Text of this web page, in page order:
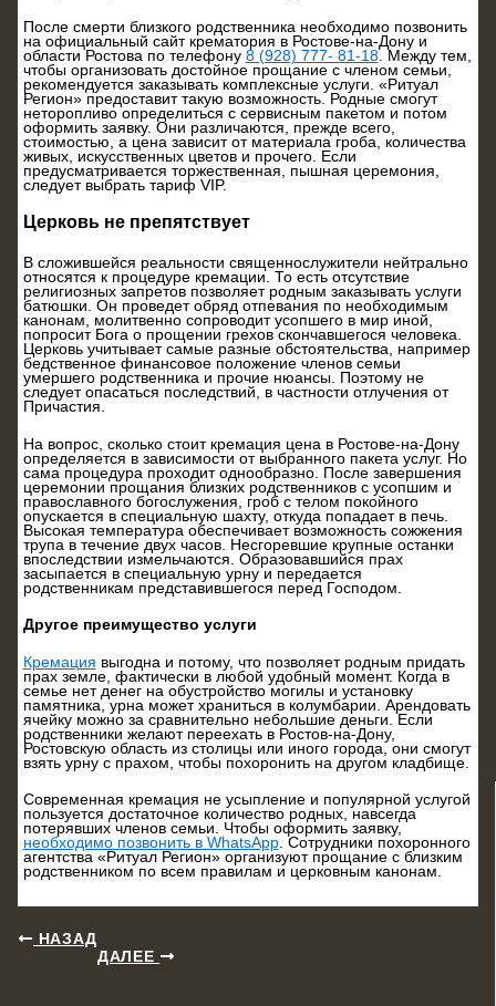
После смерти близкого родственника необходимо позвонить
на официальный сайт крематория в Ростове-на-Дону и
области Ростова по телефону 8 (928) 777- 81-18. Между тем,
чтобы организовать достойное прощание с членом семьи,
рекомендуется заказывать комплексные услуги. «Ритуал
Регион» предоставит такую возможность. Родные смогут
неторопливо определиться с сервисным пакетом и потом
оформить заявку. Они различаются, прежде всего,
стоимостью, а цена зависит от материала гроба, количества
живых, искусственных цветов и прочего. Если
предусматривается торжественная, пышная церемония,
следует выбрать тариф VIP.
Церковь не препятствует
В сложившейся реальности священнослужители нейтрально
относятся к процедуре кремации. То есть отсутствие
религиозных запретов позволяет родным заказывать услуги
батюшки. Он проведет обряд отпевания по необходимым
канонам, молитвенно сопроводит усопшего в мир иной,
попросит Бога о прощении грехов скончавшегося человека.
Церковь учитывает самые разные обстоятельства, например
бедственное финансовое положение членов семьи
умершего родственника и прочие нюансы. Поэтому не
следует опасаться последствий, в частности отлучения от
Причастия.
На вопрос, сколько стоит кремация цена в Ростове-на-Дону
определяется в зависимости от выбранного пакета услуг. Но
сама процедура проходит однообразно. После завершения
церемонии прощания близких родственников с усопшим и
православного богослужения, гроб с телом покойного
опускается в специальную шахту, откуда попадает в печь.
Высокая температура обеспечивает возможность сожжения
трупа в течение двух часов. Несгоревшие крупные останки
впоследствии измельчаются. Образовавшийся прах
засыпается в специальную урну и передается
родственникам представившегося перед Господом.
Другое преимущество услуги
Кремация выгодна и потому, что позволяет родным придать
прах земле, фактически в любой удобный момент. Когда в
семье нет денег на обустройство могилы и установку
памятника, урна может храниться в колумбарии. Арендовать
ячейку можно за сравнительно небольшие деньги. Если
родственники желают переехать в Ростов-на-Дону,
Ростовскую область из столицы или иного города, они смогут
взять урну с прахом, чтобы похоронить на другом кладбище.
Современная кремация не усыпление и популярной услугой
пользуется достаточное количество родных, навсегда
потерявших членов семьи. Чтобы оформить заявку,
необходимо позвонить в WhatsApp. Сотрудники похоронного
агентства «Ритуал Регион» организуют прощание с близким
родственником по всем правилам и церковным канонам.
НАЗАД
ДАЛЕЕ